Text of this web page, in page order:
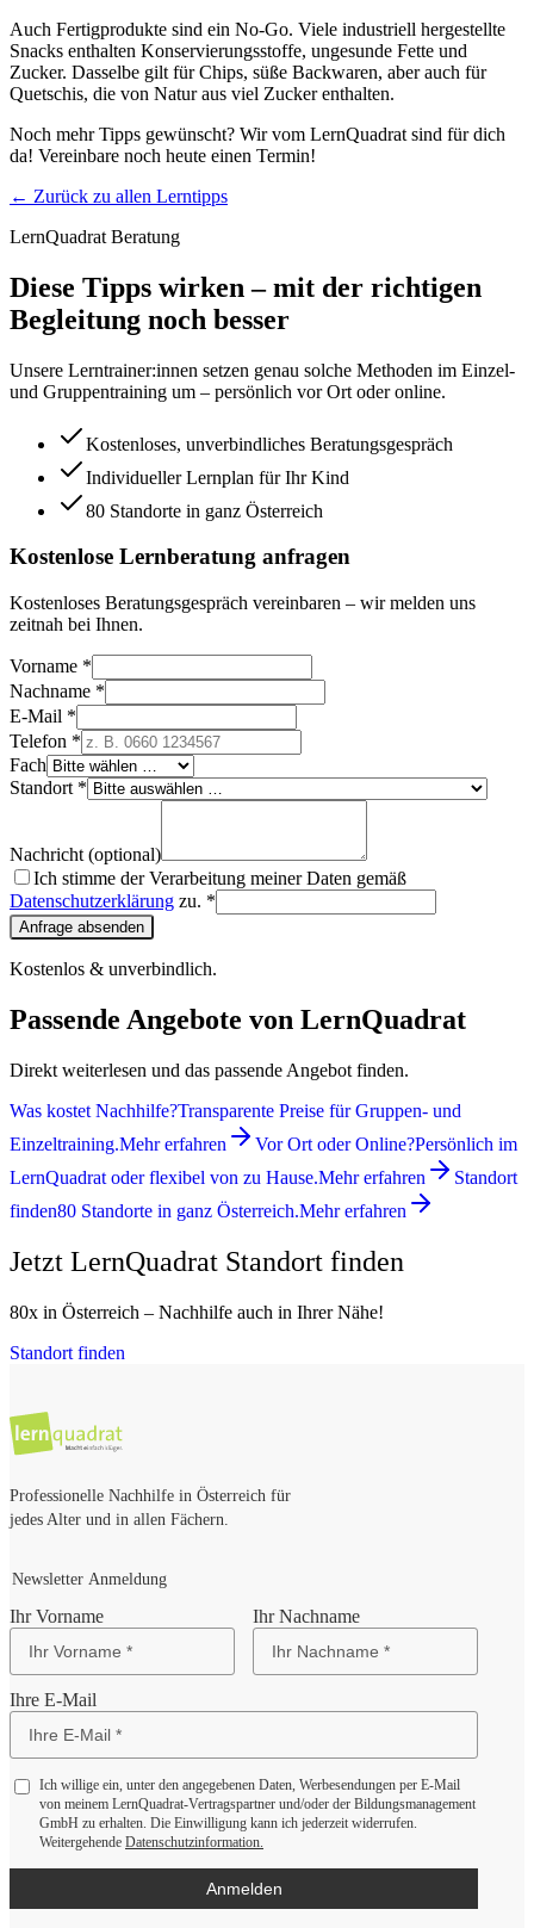
Auch Fertigprodukte sind ein No-Go. Viele industriell hergestellte
Snacks enthalten Konservierungsstoffe, ungesunde Fette und
Zucker. Dasselbe gilt für Chips, süße Backwaren, aber auch für
Quetschis, die von Natur aus viel Zucker enthalten.
Noch mehr Tipps gewünscht? Wir vom LernQuadrat sind für dich
da! Vereinbare noch heute einen Termin!
← Zurück zu allen Lerntipps
LernQuadrat Beratung
Diese Tipps wirken – mit der richtigen
Begleitung noch besser
Unsere Lerntrainer:innen setzen genau solche Methoden im Einzel-
und Gruppentraining um – persönlich vor Ort oder online.
Kostenloses, unverbindliches Beratungsgespräch
Individueller Lernplan für Ihr Kind
80 Standorte in ganz Österreich
Kostenlose Lernberatung anfragen
Kostenloses Beratungsgespräch vereinbaren – wir melden uns
zeitnah bei Ihnen.
Vorname *
Nachname *
E-Mail *
Telefon *
Fach
Standort *
Nachricht (optional)
Ich stimme der Verarbeitung meiner Daten gemäß
Datenschutzerklärung zu. *
Anfrage absenden
Kostenlos & unverbindlich.
Passende Angebote von LernQuadrat
Direkt weiterlesen und das passende Angebot finden.
Was kostet Nachhilfe?Transparente Preise für Gruppen- und
Einzeltraining.Mehr erfahren Vor Ort oder Online?Persönlich im
LernQuadrat oder flexibel von zu Hause.Mehr erfahren
Standort
finden80 Standorte in ganz Österreich.Mehr erfahren
Jetzt LernQuadrat Standort finden
80x in Österreich – Nachhilfe auch in Ihrer Nähe!
Standort finden
Professionelle Nachhilfe in Österreich für
jedes Alter und in allen Fächern.
Newsletter Anmeldung
Ihr Vorname Ihr Nachname
Ihre E-Mail
Ich willige ein, unter den angegebenen Daten, Werbesendungen per E-Mail
von meinem LernQuadrat-Vertragspartner und/oder der Bildungsmanagement
GmbH zu erhalten. Die Einwilligung kann ich jederzeit widerrufen.
Weitergehende Datenschutzinformation.
Anmelden